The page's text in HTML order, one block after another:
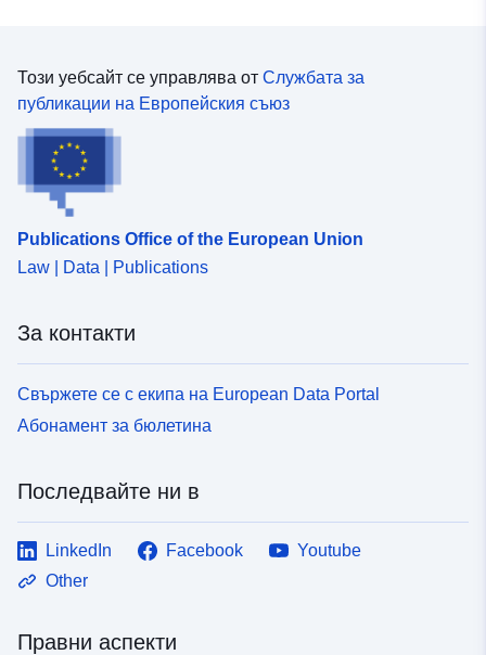
Този уебсайт се управлява от Службата за
публикации на Европейския съюз
Publications Office of the European Union
Law | Data | Publications
За контакти
Свържете се с екипа на European Data Portal
Абонамент за бюлетина
Последвайте ни в
LinkedIn Facebook
Youtube
Other
Правни аспекти